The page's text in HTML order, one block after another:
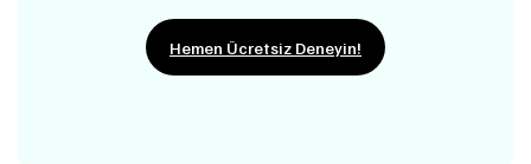
Hemen Ücretsiz Deneyin!